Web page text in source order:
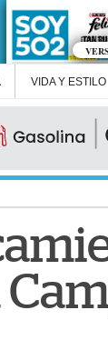
VIDA Y ESTILO